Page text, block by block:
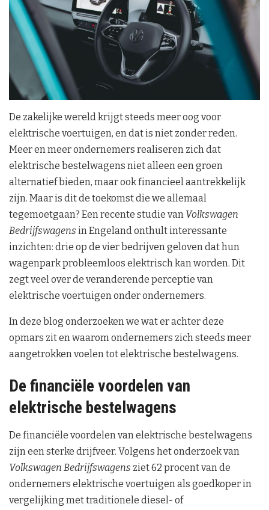
De zakelijke wereld krijgt steeds meer oog voor
elektrische voertuigen, en dat is niet zonder reden.
Meer en meer ondernemers realiseren zich dat
elektrische bestelwagens niet alleen een groen
alternatief bieden, maar ook financieel aantrekkelijk
zijn. Maar is dit de toekomst die we allemaal
tegemoetgaan? Een recente studie van Volkswagen
Bedrijfswagens in Engeland onthult interessante
inzichten: drie op de vier bedrijven geloven dat hun
wagenpark probleemloos elektrisch kan worden. Dit
zegt veel over de veranderende perceptie van
elektrische voertuigen onder ondernemers.
In deze blog onderzoeken we wat er achter deze
opmars zit en waarom ondernemers zich steeds meer
aangetrokken voelen tot elektrische bestelwagens.
De financiële voordelen van
elektrische bestelwagens
De financiële voordelen van elektrische bestelwagens
zijn een sterke drijfveer. Volgens het onderzoek van
Volkswagen Bedrijfswagens ziet 62 procent van de
ondernemers elektrische voertuigen als goedkoper in
vergelijking met traditionele diesel- of